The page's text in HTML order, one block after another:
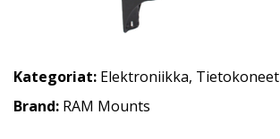
Kategoriat: Elektroniikka, Tietokoneet
Brand: RAM Mounts